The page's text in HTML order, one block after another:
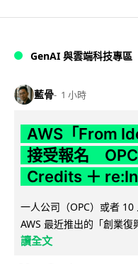
GenAI 與雲端科技專區
藍骨 1 小時
AWS「From
接受報名 OPC
Credits ＋
一人公司（OPC）或者
AWS 最近推出的「創業
讀全文